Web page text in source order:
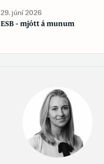
29. júní 2026
ESB - mjótt á munum